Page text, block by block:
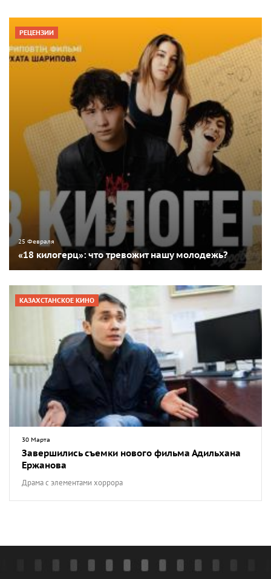
РЕЦЕНЗИИ
25 Февраля
«18 килогерц»: что тревожит нашу молодежь?
КАЗАХСТАНСКОЕ КИНО
30 Марта
Завершились съемки нового фильма Адильхана
Ержанова
Драма с элементами хоррора